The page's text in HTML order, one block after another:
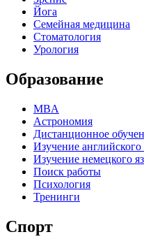
Йога
Семейная медицина
Стоматология
Урология
Образование
MBA
Астрономия
Дистанционное
Изучение английского
Изучение немецкого
Поиск работы
Психология
Тренинги
Спорт